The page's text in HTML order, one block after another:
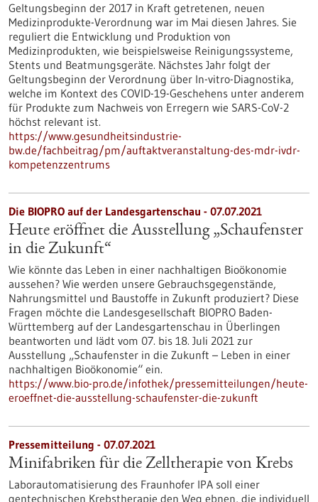
Geltungsbeginn der 2017 in Kraft getretenen, neuen
Medizinprodukte-Verordnung war im Mai diesen Jahres. Sie
reguliert die Entwicklung und Produktion von
Medizinprodukten, wie beispielsweise Reinigungssysteme,
Stents und Beatmungsgeräte. Nächstes Jahr folgt der
Geltungsbeginn der Verordnung über In-vitro-Diagnostika,
welche im Kontext des COVID-19-Geschehens unter anderem
für Produkte zum Nachweis von Erregern wie SARS-CoV-2
höchst relevant ist.
https://www.gesundheitsindustrie-
bw.de/fachbeitrag/pm/auftaktveranstaltung-des-mdr-ivdr-
kompetenzzentrums
Die BIOPRO auf der Landesgartenschau - 07.07.2021
Heute eröffnet die Ausstellung „Schaufenster
in die Zukunft“
Wie könnte das Leben in einer nachhaltigen Bioökonomie
aussehen? Wie werden unsere Gebrauchsgegenstände,
Nahrungsmittel und Baustoffe in Zukunft produziert? Diese
Fragen möchte die Landesgesellschaft BIOPRO Baden-
Württemberg auf der Landesgartenschau in Überlingen
beantworten und lädt vom 07. bis 18. Juli 2021 zur
Ausstellung „Schaufenster in die Zukunft – Leben in einer
nachhaltigen Bioökonomie“ ein.
https://www.bio-pro.de/infothek/pressemitteilungen/heute-
eroeffnet-die-ausstellung-schaufenster-die-zukunft
Pressemitteilung - 07.07.2021
Minifabriken für die Zelltherapie von Krebs
Laborautomatisierung des Fraunhofer IPA soll einer
gentechnischen Krebstherapie den Weg ebnen, die individuell